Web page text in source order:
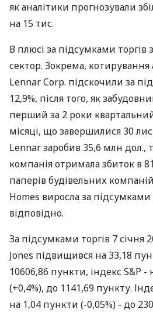
як аналітики прогнозували
на 15 тис.
В плюсі за підсумками торгів
сектор. Зокрема, котирування
Lennar Corp. підскочили за
12,9%, після того, як
перший за 2 роки
місяці, що завершилися 30
Lennar заробив 35,6 млн дол.,
компанія отримала збиток в
паперів будівельних
Homes виросла за підсумками
відповідно.
За підсумками торгів 7 січня
Jones підвищився на 33,18
10606,86 пункти, індекс S&P -
(+0,4%), до 1141,69 пункту.
на 1,04 пункти (-0,05%) - до